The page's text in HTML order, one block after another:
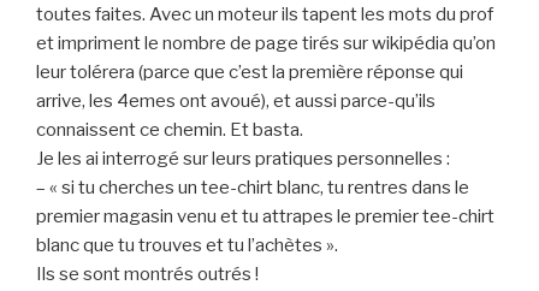
toutes faites. Avec un moteur ils tapent les mots du prof
et impriment le nombre de page tirés sur wikipédia qu’on
leur tolérera (parce que c’est la première réponse qui
arrive, les 4emes ont avoué), et aussi parce-qu’ils
connaissent ce chemin. Et basta.
Je les ai interrogé sur leurs pratiques personnelles :
– « si tu cherches un tee-chirt blanc, tu rentres dans le
premier magasin venu et tu attrapes le premier tee-chirt
blanc que tu trouves et tu l’achètes ».
Ils se sont montrés outrés !